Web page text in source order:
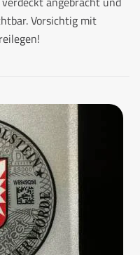
Vorsichtig mit